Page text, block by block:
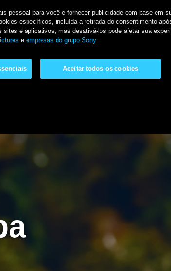
pessoal para você e fornecer publicidade com base em
específicos, incluída a retirada do consentimento
e aplicativos, mas desativá-los pode afetar sua
e empresas do grupo Sony.
Aceitar todos os cookies